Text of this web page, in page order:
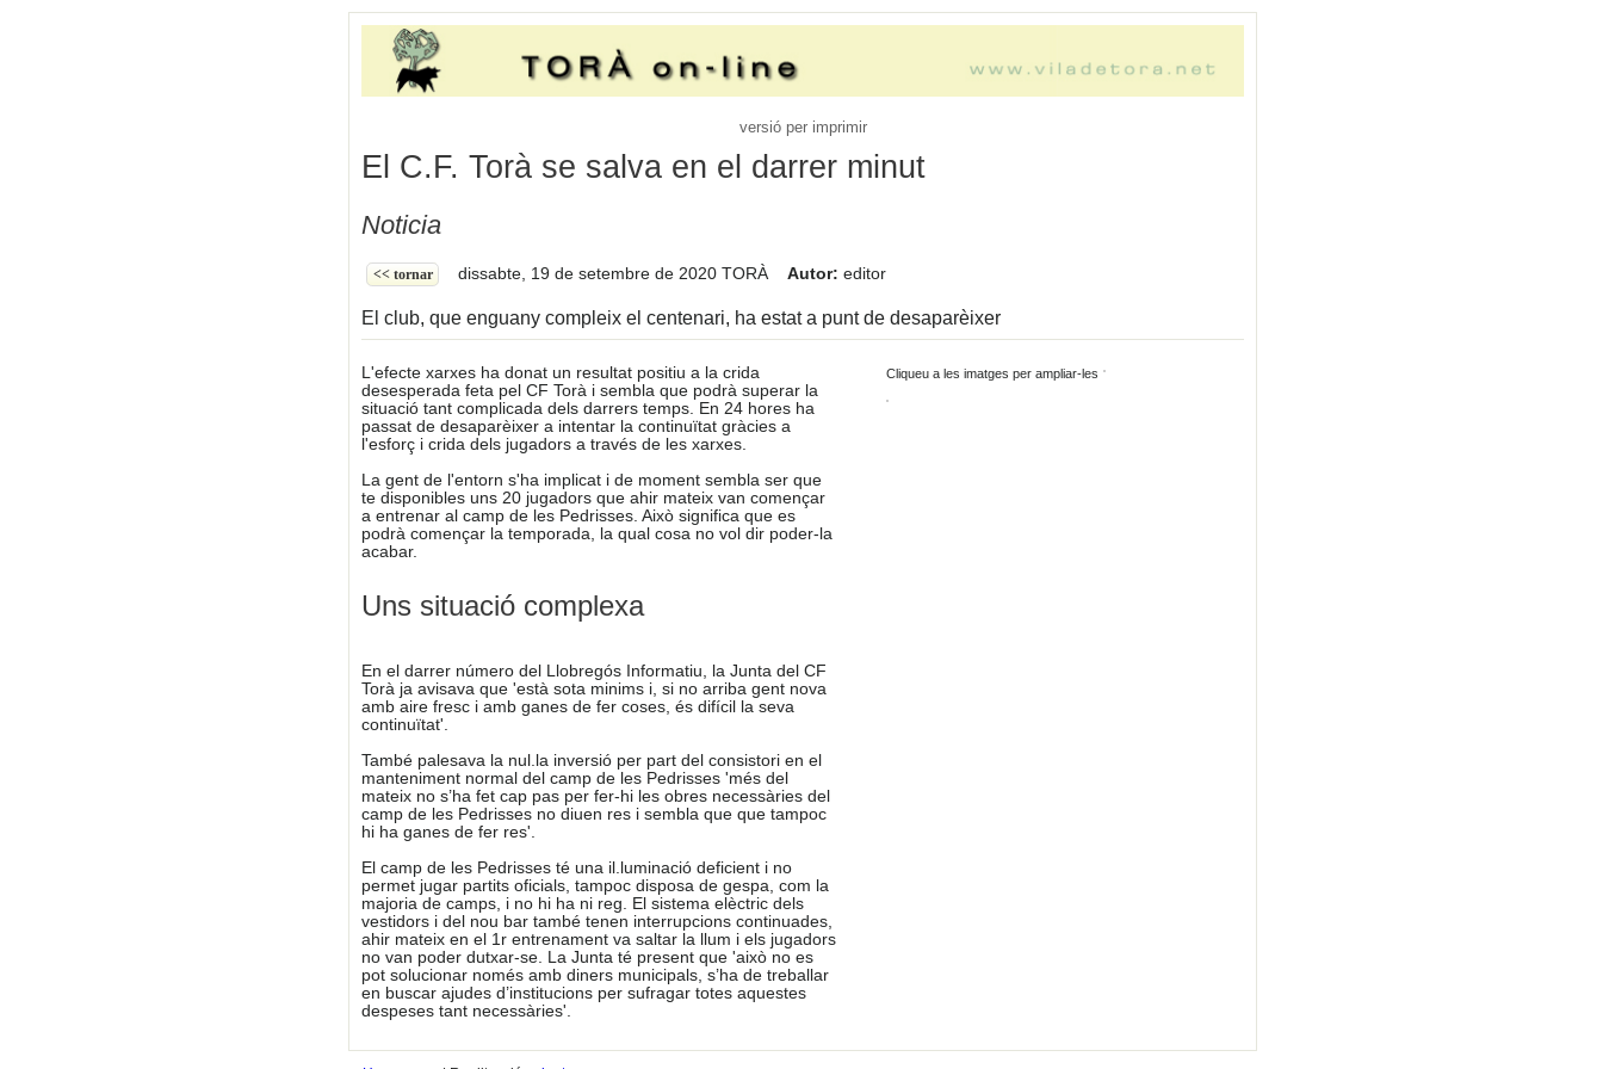
versió per imprimir
El C.F. Torà se salva en el darrer minut
Noticia
<< tornar dissabte, 19 de setembre de 2020TORÀ Autor: editor
El club, que enguany compleix el centenari, ha estat a punt de desaparèixer
Cliqueu a les imatges per ampliar-les
L'efecte xarxes ha donat un resultat positiu a la crida
desesperada feta pel CF Torà i sembla que podrà superar la
situació tant complicada dels darrers temps. En 24 hores ha
passat de desaparèixer a intentar la continuïtat gràcies a
l'esforç i crida dels jugadors a través de les xarxes.
La gent de l'entorn s'ha implicat i de moment sembla ser que
te disponibles uns 20 jugadors que ahir mateix van començar
a entrenar al camp de les Pedrisses. Això significa que es
podrà començar la temporada, la qual cosa no vol dir poder-la
acabar.
Uns situació complexa
En el darrer número del Llobregós Informatiu, la Junta del CF
Torà ja avisava que 'està sota minims i, si no arri­ba gent nova
amb aire fresc i amb ganes de fer coses, és difícil la seva
continuïtat'.
També palesava la nul.la inversió per part del consistori en el
manteniment normal del camp de les Pedrisses 'més del
mateix no s’ha fet cap pas per fer-hi les obres necessàries del
camp de les Pedrisses no diuen res i sembla que que tampoc
hi ha ganes de fer res'.
El camp de les Pedrisses té una il.luminació deficient i no
permet jugar partits oficials, tampoc disposa de gespa, com la
majoria de camps, i no hi ha ni reg. El sistema elèctric dels
vestidors i del nou bar també tenen interrupcions continuades,
ahir mateix en el 1r entrenament va saltar la llum i els jugadors
no van poder dutxar-se. La Junta té present que 'això no es
pot solucionar només amb diners municipals, s’ha de treballar
en buscar ajudes d’institucions per sufragar totes aquestes
despeses tant necessàries'.